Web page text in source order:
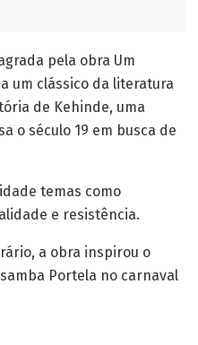
pela obra Um
um clássico da literatura
de Kehinde, uma
o século 19 em busca de
temas como
e resistência.
a obra inspirou o
Portela no carnaval